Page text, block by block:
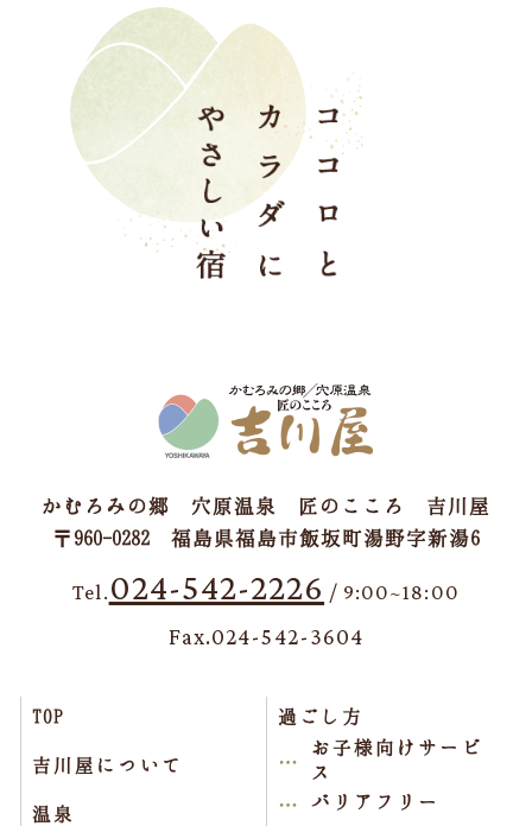
かむろみの郷 穴原温泉 匠のこころ 吉川屋
〒960-0282 福島県福島市飯坂町湯野字新湯6
Tel. 024-542-2226 / 9:00~18:00
Fax.024-542-3604
TOP
吉川屋について
温泉
過ごし方
お子様向けサービ
ス
バリアフリー